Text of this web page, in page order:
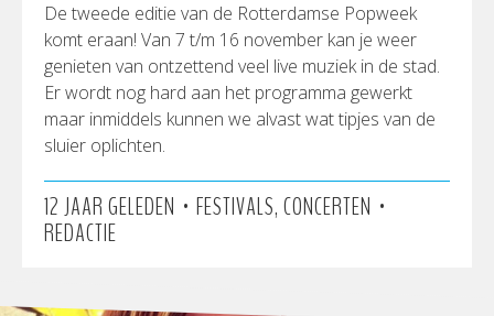
De tweede editie van de Rotterdamse Popweek
komt eraan! Van 7 t/m 16 november kan je weer
genieten van ontzettend veel live muziek in de stad.
Er wordt nog hard aan het programma gewerkt
maar inmiddels kunnen we alvast wat tipjes van de
sluier oplichten.
12 JAAR GELEDEN • FESTIVALS, CONCERTEN •
REDACTIE